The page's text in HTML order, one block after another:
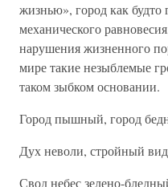
жизнью», город как будто
механического
нарушения жизненного
мире такие незыблемые
таком зыбком основании.
Город пышный, город
Дух неволи, стройный
Свод небес зелено-